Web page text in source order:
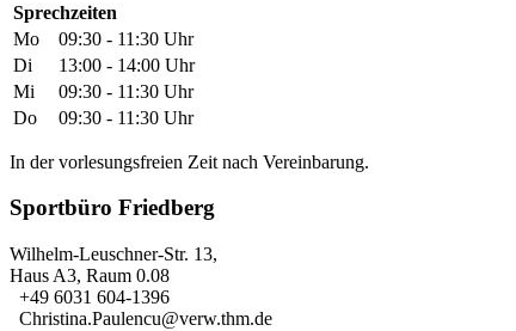
Sprechzeiten
Mo
09:30 - 11:30 Uhr
Di
13:00 - 14:00 Uhr
Mi
09:30 - 11:30 Uhr
Do
09:30 - 11:30 Uhr
In der vorlesungsfreien Zeit nach Vereinbarung.
Sportbüro Friedberg
Wilhelm-Leuschner-Str. 13,
Haus A3, Raum 0.08
+49 6031 604-1396
Christina.Paulencu@verw.thm.de